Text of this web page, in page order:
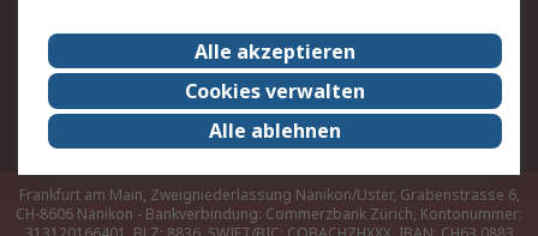
Karriere bei RS
Nachhaltigkeit
Qualität/Umwelt/ZertifikatePresse-Center
Event-Center
Frankfurt am Main, Zweigniederlassung Nänikon/Uster, Grabenstrasse 6,
CH-8606 Nänikon - Bankverbindung: Commerzbank Zürich, Kontonummer:
Alle akzeptieren
Cookies verwalten
Alle ablehnen